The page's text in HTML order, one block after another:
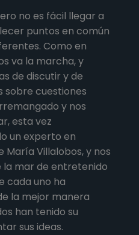
no es fácil llegar a
puntos en común
Como en
va la marcha, y
de discutir y de
sobre cuestiones
y nos
esta vez
un experto en
María Villalobos, y nos
la mar de entretenido
cada uno ha
la mejor manera
han tenido su
sus ideas.